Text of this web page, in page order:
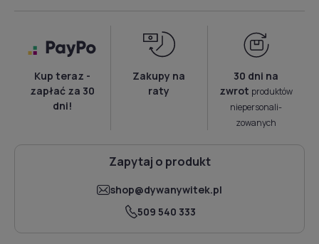
Kup teraz -
zapłać za 30
dni!
Zakupy na
raty
30 dni na
zwrot produktów
niepersonali­
zowanych
Zapytaj o produkt
shop@dywanywitek.pl
509 540 333